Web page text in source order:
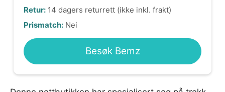
Retur: 14 dagers returrett (ikke inkl. frakt)
Prismatch: Nei
Besøk Bemz